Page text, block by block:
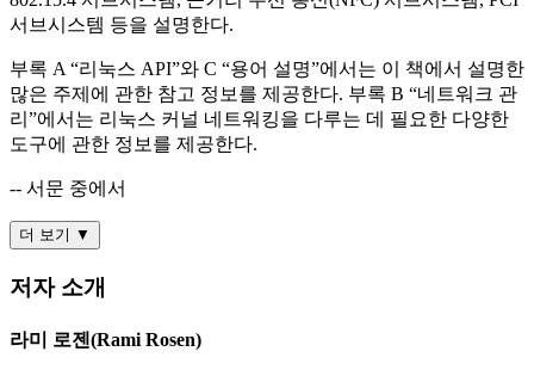
서브시스템 등을 설명한다.
부록 A “리눅스 API”와 C “용어 설명”에서는 이 책에서 설명한
많은 주제에 관한 참고 정보를 제공한다. 부록 B “네트워크 관
리”에서는 리눅스 커널 네트워킹을 다루는 데 필요한 다양한
도구에 관한 정보를 제공한다.
-- 서문 중에서
더 보기 ▼
저자 소개
라미 로젠(Rami Rosen)